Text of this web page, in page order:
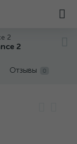
2
2
Отзывы 0